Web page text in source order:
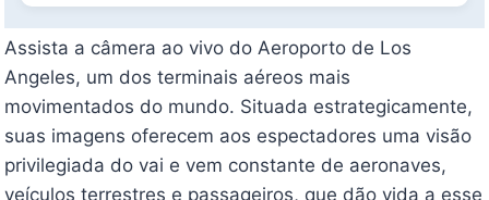
Assista a câmera ao vivo do Aeroporto de Los
Angeles, um dos terminais aéreos mais
movimentados do mundo. Situada estrategicamente,
suas imagens oferecem aos espectadores uma visão
privilegiada do vai e vem constante de aeronaves,
veículos terrestres e passageiros, que dão vida a esse